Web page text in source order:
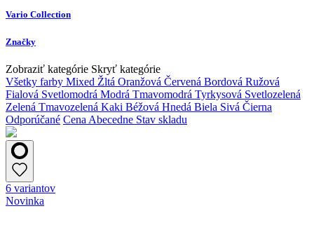
Vario Collection
Značky
Zobraziť kategórie Skryť kategórie
Všetky farby Mixed Žltá Oranžová Červená Bordová Ružová
Fialová Svetlomodrá Modrá Tmavomodrá Tyrkysová Svetlozelená
Zelená Tmavozelená Kaki Béžová Hnedá Biela Sivá Čierna
Odporúčané Cena Abecedne Stav skladu
6 variantov
Novinka